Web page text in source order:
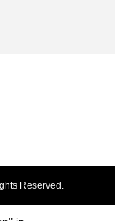
Reserved.